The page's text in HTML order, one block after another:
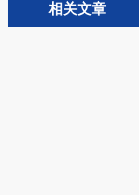
相关文章